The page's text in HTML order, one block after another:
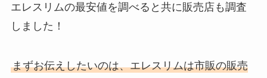
エレスリムの最安値を調べると共に販売店も調査
しました！
まずお伝えしたいのは、エレスリムは市販の販売